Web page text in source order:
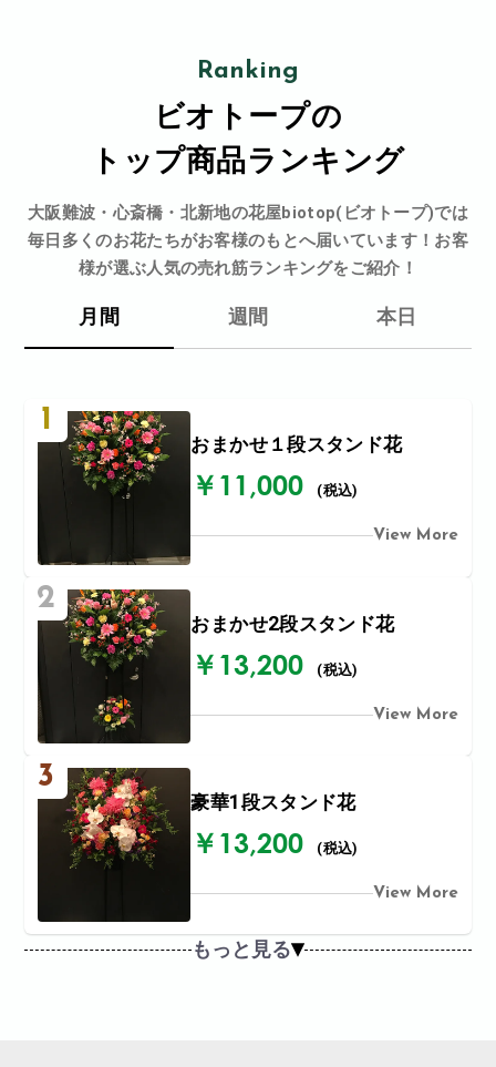
Ranking
ビオトープの
トップ商品ランキング
大阪難波・心斎橋・北新地の花屋biotop(ビオトープ)では
毎日多くのお花たちがお客様のもとへ届いています！お客
様が選ぶ人気の売れ筋ランキングをご紹介！
月間 週間 本日
1
おまかせ１段スタンド花
￥11,000 (税込)
View More
2
おまかせ2段スタンド花
￥13,200 (税込)
View More
3
豪華1段スタンド花
￥13,200 (税込)
View More
もっと見る